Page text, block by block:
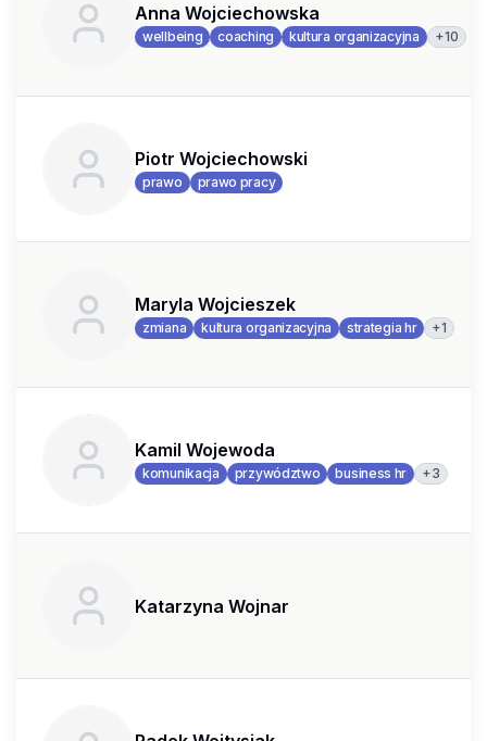
Anna Wojciechowska
wellbeing coaching kultura organizacyjna +10
Piotr Wojciechowski
prawo prawo pracy
Maryla Wojcieszek
zmiana kultura organizacyjna strategia hr +1
Kamil Wojewoda
komunikacja przywództwo business hr +3
Katarzyna Wojnar